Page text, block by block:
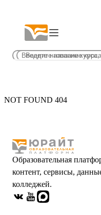
NOT FOUND 404
Образовательная
контент, сервисы,
колледжей.